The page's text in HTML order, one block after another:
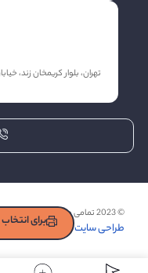
برای
تهران، بلوار کریمخان زند،
© 2023 تمامی حقوق مادی و معنوی این وب سایت برای شرکت رایانه نصر کسری می باشد |
طراحی سایت: تیم دال